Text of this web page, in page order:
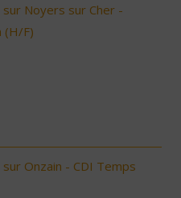
Noyers sur Cher -
(H/F)
Onzain - CDI Temps